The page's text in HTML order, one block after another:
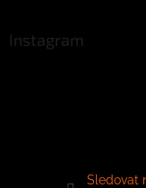
Instagram
Sledovat